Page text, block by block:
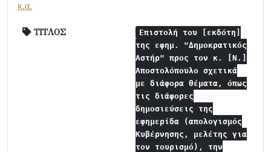
κ.α.
ΤΙΤΛΟΣ
Επιστολή του [εκδότη]
της εφημ. "Δημοκρατικός
Αστήρ" προς τον κ. [Ν.]
Αποστολόπουλο σχετικά
με διάφορα θέματα, όπως
τις διάφορες
δημοσιεύσεις της
εφημερίδα (απολογισμός
Κυβέρνησης, μελέτης για
τον τουρισμό), την